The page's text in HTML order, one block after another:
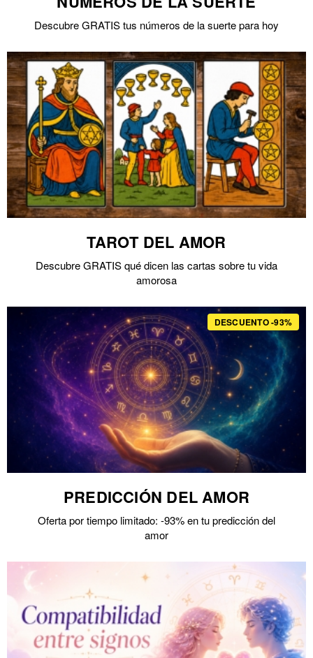
Descubre GRATIS tus números de la suerte para hoy
TAROT DEL AMOR
Descubre GRATIS qué dicen las cartas sobre tu vida
amorosa
DESCUENTO -93%
PREDICCIÓN DEL AMOR
Oferta por tiempo limitado: -93% en tu predicción del
amor